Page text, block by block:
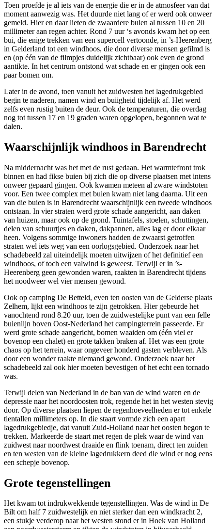
Toen proefde je al iets van de energie die er in de atmosfeer van dat
moment aanwezig was. Het duurde niet lang of er werd ook onweer
gemeld. Hier en daar lieten de zwaardere buien al tussen 10 en 20
millimeter aan regen achter. Rond 7 uur ‘s avonds kwam het op een
bui, die enige trekken van een supercell vertoonde, in ’s-Heerenberg
in Gelderland tot een windhoos, die door diverse mensen gefilmd is
en (op één van de filmpjes duidelijk zichtbaar) ook even de grond
aantikte. In het centrum ontstond wat schade en er gingen ook een
paar bomen om.
Later in de avond, toen vanuit het zuidwesten het lagedrukgebied
begin te naderen, namen wind en buiigheid tijdelijk af. Het werd
zelfs even rustig buiten de deur. Ook de temperaturen, die overdag
nog tot tussen 17 en 19 graden waren opgelopen, begonnen wat te
dalen.
Waarschijnlijk windhoos in Barendrecht
Na middernacht was het met de rust gedaan. Het warmtefront trok
binnen en had fikse buien bij zich die op diverse plaatsen met intens
onweer gepaard gingen. Ook kwamen meteen al zware windstoten
voor. Een twee complex met buien kwam niet lang daarna. Uit een
van die buien is in Barendrecht waarschijnlijk een tweede windhoos
ontstaan. In vier straten werd grote schade aangericht, aan daken
van huizen, maar ook op de grond. Tuintafels, stoelen, schuttingen,
delen van schuurtjes en daken, dakpannen, alles lag er door elkaar
heen. Volgens sommige inwoners hadden de zwaarst getroffen
straten wel iets weg van een oorlogsgebied. Onderzoek naar het
schadebeeld zal uiteindelijk moeten uitwijzen of het definitief een
windhoos, of toch een valwind is geweest. Terwijl er in ’s-
Heerenberg geen gewonden waren, raakten in Barendrecht tijdens
het noodweer wel vier mensen gewond.
Ook op camping De Betteld, even ten oosten van de Gelderse plaats
Zelhem, lijkt een windhoos te zijn getrokken. Hier gebeurde het
vanochtend rond 8.20 uur, toen de zuidwestelijke punt van een felle
buienlijn boven Oost-Nederland het campingterrein passeerde. Er
werd grote schade aangericht, bomen waaiden om (één viel er
bovenop een chalet) en grote takken braken af. Het was een grote
chaos op het terrein, waar ongeveer honderd gasten verbleven. Als
door een wonder raakte niemand gewond. Onderzoek naar het
schadebeeld zal ook hier moeten bevestigen of het echt een tornado
was.
Terwijl delen van Nederland in de ban van de wind waren en de
depressie naar het noordoosten trok, regende het in het westen stevig
door. Op diverse plaatsen liepen de regenhoeveelheden er tot enkele
tientallen millimeters op. In die staart vormde zich een apart
lagedrukgebiedje, dat vanuit Zuid-Holland naar het oosten begon te
trekken. Markeerde de staart met regen de plek waar de wind van
zuidwest naar noordwest draaide en flink toenam, direct ten zuiden
en ten westen van de kleine lagedrukkern deed die wind er nog eens
een schepje bovenop.
Grote tegenstellingen
Het kwam tot indrukwekkende tegenstellingen. Was de wind in De
Bilt om half 7 zuidwestelijk en niet sterker dan een windkracht 2,
een stukje verderop naar het westen stond er in Hoek van Holland